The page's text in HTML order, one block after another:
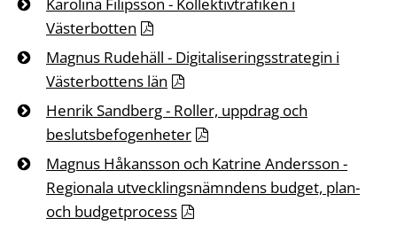
Västerbotten
Magnus Rudehäll - Digitaliseringsstrategin i
Västerbottens län
Henrik Sandberg - Roller, uppdrag och
beslutsbefogenheter
Magnus Håkansson och Katrine Andersson -
Regionala utvecklingsnämndens budget, plan-
och budgetprocess